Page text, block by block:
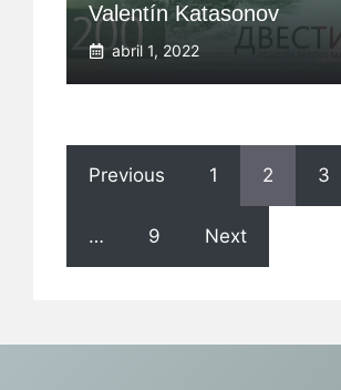
Valentín Katasonov
abril 1, 2022
Previous 1 2 3
… 9 Next